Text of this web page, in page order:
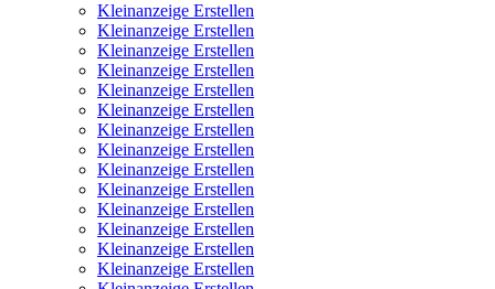
Kleinanzeige Erstellen
Kleinanzeige Erstellen
Kleinanzeige Erstellen
Kleinanzeige Erstellen
Kleinanzeige Erstellen
Kleinanzeige Erstellen
Kleinanzeige Erstellen
Kleinanzeige Erstellen
Kleinanzeige Erstellen
Kleinanzeige Erstellen
Kleinanzeige Erstellen
Kleinanzeige Erstellen
Kleinanzeige Erstellen
Kleinanzeige Erstellen